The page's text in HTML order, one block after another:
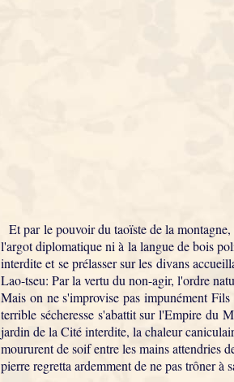
Et par le pouvoir du taoïste de la
l'argot diplomatique ni à la langue de bois
interdite et se prélasser sur les divans
Lao-tseu: Par la vertu du non-agir, l'ordre
Mais on ne s'improvise pas impunément
terrible sécheresse s'abattit sur l'Empire du
jardin de la Cité interdite, la chaleur
moururent de soif entre les mains attendries
pierre regretta ardemment de ne pas trôner à